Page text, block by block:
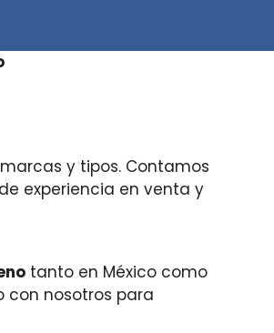
y tipos. Contamos
experiencia en venta y
tanto en México como
con nosotros para